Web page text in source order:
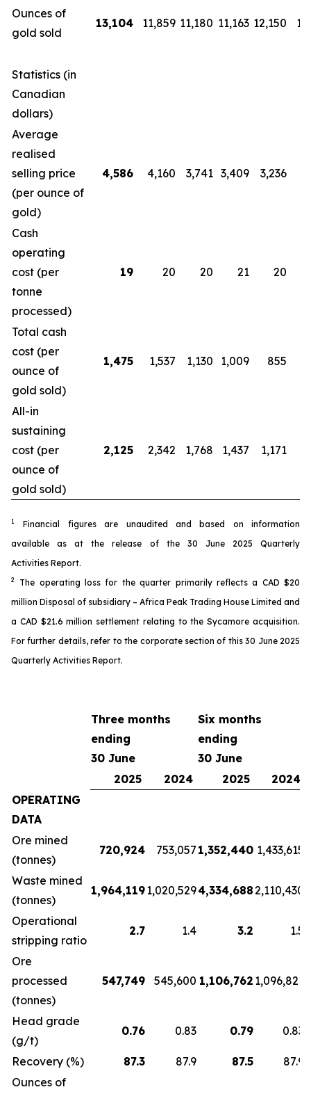
Ounces of
gold sold
13,104 11,859 11,180 11,163 12,150
Statistics (in
Canadian
dollars)
Average
realised
selling price
(per ounce of
gold)
4,586 4,160 3,741 3,409 3,236
Cash
operating
cost (per
tonne
processed)
19 20 20 21 20
Total cash
cost (per
ounce of
gold sold)
1,475 1,537 1,130 1,009 855
All-in
sustaining
cost (per
ounce of
gold sold)
2,125 2,342 1,768 1,437 1,171
1
Financial figures are unaudited and based on information
available as at the release of the 30 June 2025 Quarterly
Activities Report.
2
The operating loss for the quarter primarily reflects a CAD $20
million Disposal of subsidiary – Africa Peak Trading House Limited and
a CAD $21.6 million settlement relating to the Sycamore acquisition.
For further details, refer to the corporate section of this 30 June 2025
Quarterly Activities Report.
Three months
ending
30 June
Six months
ending
30 June
2025
2024 2025
2024
OPERATING
DATA
Ore mined
(tonnes)
720,924 753,057 1,352,440 1,433,615
Waste mined
(tonnes)
1,964,1191,020,5294,334,6882,110,430
Operational
stripping ratio
2.7 1.4 3.2 1.5
Ore
processed
(tonnes)
547,749 545,600 1,106,762 1,096,821
Head grade
(g/t)
0.76 0.83 0.79 0.83
Recovery (%) 87.3 87.9 87.5
87.9
Ounces of